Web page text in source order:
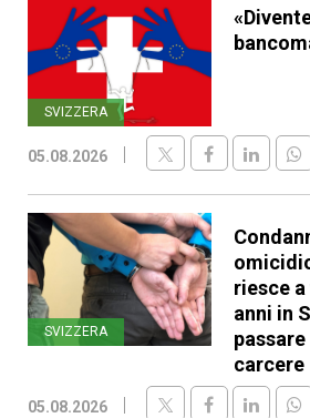
SVIZZERA
05.08.2026
SVIZZERA
riesce
anni in
carcere
05.08.2026